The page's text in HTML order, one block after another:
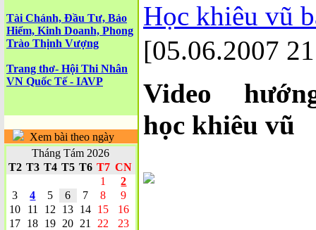
Tài Chánh, Đầu Tư, Bảo
Hiểm, Kinh Doanh, Phong
Trào Thịnh Vượng
Trang thơ- Hội Thi Nhân
VN Quốc Tế - IAVP
Xem bài theo ngày
Tháng Tám 2026
T2 T3 T4 T5 T6 T7 CN
1
2
3
4 5 6 7 8
9
10
11 12 13 14 15
16
17 18 19 20 21 22
23
Học khiêu vũ
[05.06.2007
Video
học khiêu vũ